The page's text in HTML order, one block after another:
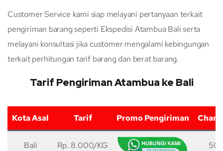
Customer Service kami siap melayani pertanyaan terkait
pengiriman barang seperti Ekspedisi Atambua Bali serta
melayani konsultasi jika customer mengalami kebingungan
terkait perhitungan tarif barang dan berat barang.
Tarif Pengiriman Atambua ke Bali
Kota Asal Tarif Promo Pengiriman
Bali Rp. 8.000/KG 50